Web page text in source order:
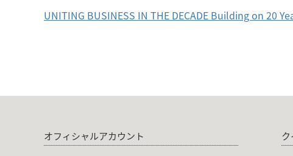
UNITING BUSINESS IN THE DECADE Building on 20
オフィシャルアカウント